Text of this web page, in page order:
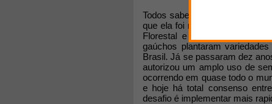
Todos sabem que o
que ela foi ministra do Meio
Florestal e o zoneamento da
gaúchos plantaram
Brasil. Já se passaram dez
autorizou um amplo uso de
ocorrendo em quase todo o
e hoje há total consenso
desafio é implementar mais